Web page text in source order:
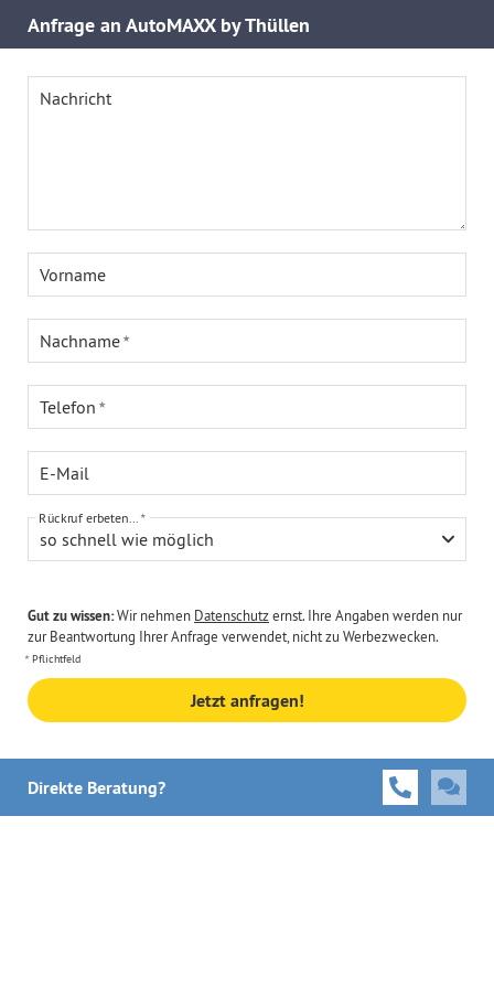
Anfrage an AutoMAXX by Thüllen
Nachricht
Vorname
Nachname
Telefon
E-Mail
so schnell wie möglich
Rückruf erbeten...
Gut zu wissen:Wir nehmen Datenschutzernst. Ihre Angaben werden nur
zur Beantwortung Ihrer Anfrage verwendet, nicht zu Werbezwecken.
Pflichtfeld
Jetzt anfragen!
Direkte Beratung?